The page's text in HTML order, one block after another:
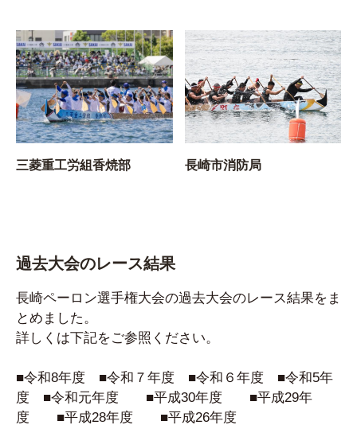
三菱重工労組香焼部 長崎市消防局
過去大会のレース結果
長崎ペーロン選手権大会の過去大会のレース結果をま
とめました。
詳しくは下記をご参照ください。
■令和8年度 ■令和７年度 ■令和６年度 ■令和5年
度 ■令和元年度 ■平成30年度 ■平成29年
度 ■平成28年度 ■平成26年度